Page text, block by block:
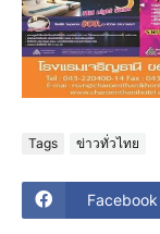
Tags ข่าวทั่วไทย
Facebook